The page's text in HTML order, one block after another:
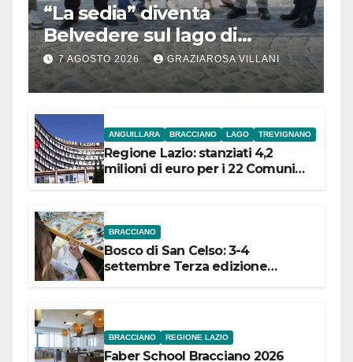
“La sedia” diventa
Belvedere sul lago di
Bracciano: ieri
l’inaugurazione
7 AGOSTO 2026 GRAZIAROSA VILLANI
ANGUILLARA BRACCIANO LAGO TREVIGNANO
Regione Lazio: stanziati 4,2
milioni di euro per i 22 Comuni
BRACCIANO
Bosco di San Celso: 3-4
settembre Terza edizione
BRACCIANO REGIONE LAZIO
Faber School Bracciano 2026